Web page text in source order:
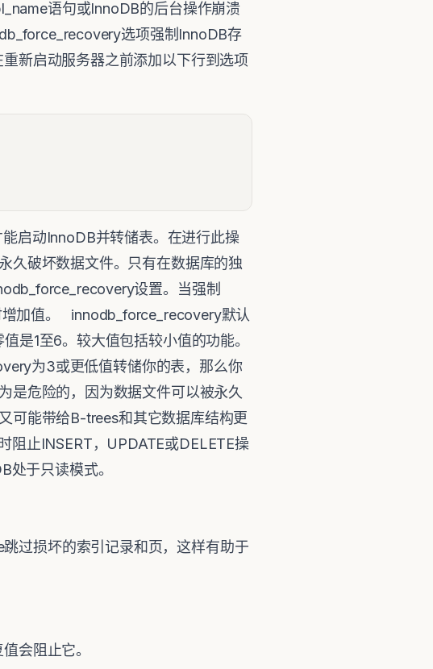
语句或InnoDB的后台操作崩溃
选项强制InnoDB存
新启动服务器之前添加以下行到选项
启动InnoDB并转储表。在进行此操
久破坏数据文件。只有在数据库的独
设置。当强制
加值。 innodb_force_recovery默认
是1至6。较大值包括较小值的功能。
为3或更低值转储你的表，那么你
是危险的，因为数据文件可以被永久
可能带给B-trees和其它数据库结构更
止INSERT，UPDATE或DELETE操
处于只读模式。
过损坏的索引记录和页，这样有助于
会阻止它。